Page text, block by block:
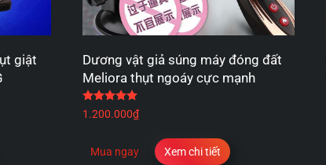
giật
Dương vật giả súng máy đóng đất
Meliora thụt ngoáy cực mạnh
1.200.000₫
Mua ngay Xem chi tiết